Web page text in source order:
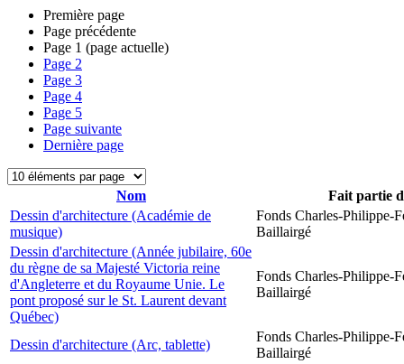
Première page
Page précédente
Page 1 (page actuelle)
Page 2
Page 3
Page 4
Page 5
Page suivante
Dernière page
Nom
Fait partie
Dessin d'architecture (Académie de
musique)
Fonds Charles-Philippe-
Baillairgé
Dessin d'architecture (Année jubilaire, 60e
du règne de sa Majesté Victoria reine
d'Angleterre et du Royaume Unie. Le
pont proposé sur le St. Laurent devant
Québec)
Fonds Charles-Philippe-
Baillairgé
Dessin d'architecture (Arc, tablette)
Fonds Charles-Philippe-
Baillairgé